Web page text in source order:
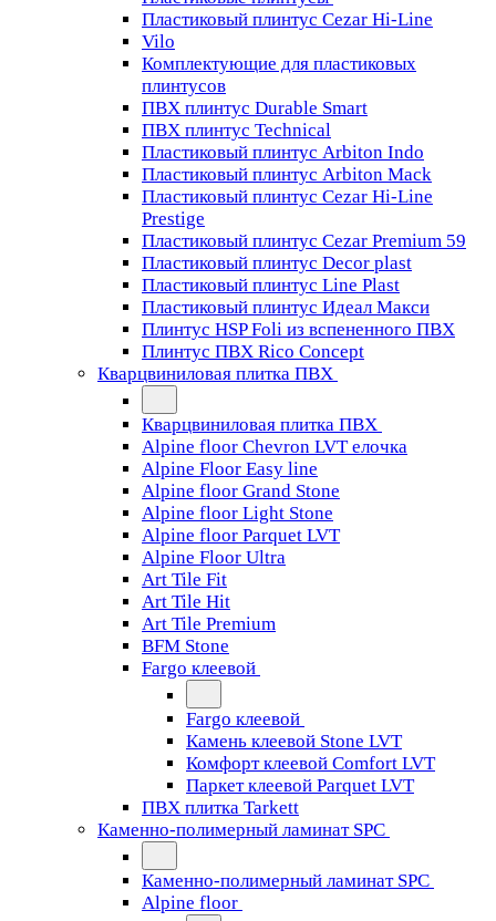
Пластиковый плинтус Cezar Hi-Line
Vilo
Комплектующие для пластиковых
плинтусов
ПВХ плинтус Durable Smart
ПВХ плинтус Technical
Пластиковый плинтус Arbiton Indo
Пластиковый плинтус Arbiton Mack
Пластиковый плинтус Cezar Hi-Line
Prestige
Пластиковый плинтус Cezar Premium 59
Пластиковый плинтус Decor plast
Пластиковый плинтус Line Plast
Пластиковый плинтус Идеал Макси
Плинтус HSP Foli из вспененного ПВХ
Плинтус ПВХ Rico Concept
Кварцвиниловая плитка ПВХ
Кварцвиниловая плитка ПВХ
Alpine floor Chevron LVT елочка
Alpine Floor Easy line
Alpine floor Grand Stone
Alpine floor Light Stone
Alpine floor Parquet LVT
Alpine Floor Ultra
Art Tile Fit
Art Tile Hit
Art Tile Premium
BFM Stone
Fargo клеевой
Fargo клеевой
Камень клеевой Stone LVT
Комфорт клеевой Comfort LVT
Паркет клеевой Parquet LVT
ПВХ плитка Tarkett
Каменно-полимерный ламинат SPC
Каменно-полимерный ламинат SPC
Alpine floor